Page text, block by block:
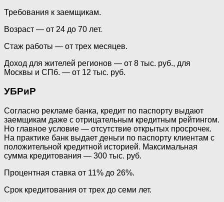
Требования к заемщикам.
Возраст — от 24 до 70 лет.
Стаж работы — от трех месяцев.
Доход для жителей регионов — от 8 тыс. руб., для
Москвы и СПб. — от 12 тыс. руб.
УБРиР
Согласно рекламе банка, кредит по паспорту выдают
заемщикам даже с отрицательным кредитным рейтингом.
Но главное условие — отсутствие открытых просрочек.
На практике банк выдает деньги по паспорту клиентам с
положительной кредитной историей. Максимальная
сумма кредитования — 300 тыс. руб.
Процентная ставка от 11% до 26%.
Срок кредитования от трех до семи лет.